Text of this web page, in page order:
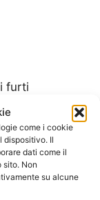
come i cookie
dispositivo. Il
dati come il
sito. Non
su alcune
furti